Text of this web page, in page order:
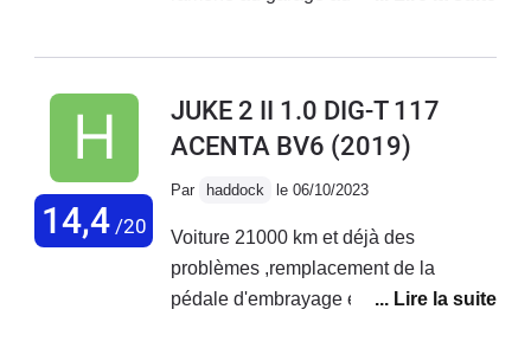
j’ai toujours un bruitage au au niveau
qui Consomme aussi
14,4/20
JUKE 2 II 1.0 DIG-T 117
ACENTA BV6 (2019)
Par haddock le 06/10/2023
Voiture 21000 km et déjà des
problèmes ,remplacement de la
pédale d'embrayage et le support prise